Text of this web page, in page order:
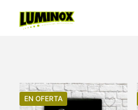
EN OFERTA